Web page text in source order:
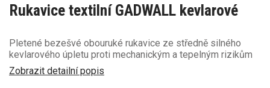
Rukavice textilní GADWALL kevlarové
Pletené bezešvé obouruké rukavice ze středně silného
kevlarového úpletu proti mechanickým a tepelným rizikům
Zobrazit detailní popis